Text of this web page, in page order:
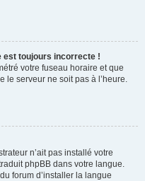
est toujours incorrecte !
votre fuseau horaire et que
le serveur ne soit pas à l’heure.
n’ait pas installé votre
phpBB dans votre langue.
forum d’installer la langue